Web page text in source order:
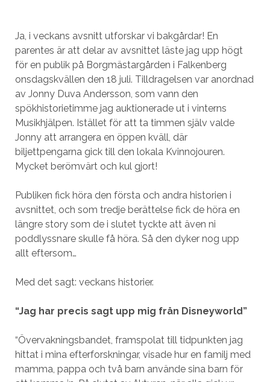
Ja, i veckans avsnitt utforskar vi bakgårdar! En
parentes är att delar av avsnittet läste jag upp högt
för en publik på Borgmästargården i Falkenberg
onsdagskvällen den 18 juli. Tilldragelsen var anordnad
av Jonny Duva Andersson, som vann den
spökhistorietimme jag auktionerade ut i vinterns
Musikhjälpen. Istället för att ta timmen själv valde
Jonny att arrangera en öppen kväll, där
biljettpengarna gick till den lokala Kvinnojouren.
Mycket berömvärt och kul gjort!
Publiken fick höra den första och andra historien i
avsnittet, och som tredje berättelse fick de höra en
längre story som de i slutet tyckte att även ni
poddlyssnare skulle få höra. Så den dyker nog upp
allt eftersom…
Med det sagt: veckans historier.
“Jag har precis sagt upp mig från Disneyworld”
“Övervakningsbandet, framspolat till tidpunkten jag
hittat i mina efterforskningar, visade hur en familj med
mamma, pappa och två barn använde sina barn för